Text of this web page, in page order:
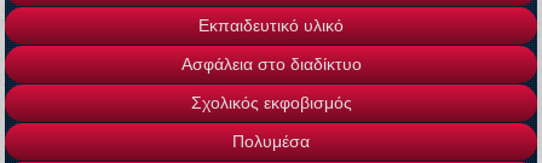
Εκπαιδευτικό υλικό
Ασφάλεια στο διαδίκτυο
Σχολικός εκφοβισμός
Πολυμέσα